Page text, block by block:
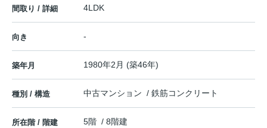
間取り / 詳細 4LDK
向き -
築年月 1980年2月 (築46年)
種別 / 構造 中古マンション / 鉄筋コンクリート
所在階 / 階建 5階 / 8階建